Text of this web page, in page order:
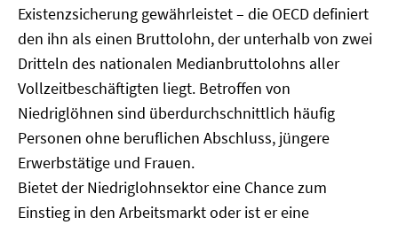
Existenzsicherung gewährleistet – die OECD definiert
den ihn als einen Bruttolohn, der unterhalb von zwei
Dritteln des nationalen Medianbruttolohns aller
Vollzeitbeschäftigten liegt. Betroffen von
Niedriglöhnen sind überdurchschnittlich häufig
Personen ohne beruflichen Abschluss, jüngere
Erwerbstätige und Frauen.
Bietet der Niedriglohnsektor eine Chance zum
Einstieg in den Arbeitsmarkt oder ist er eine